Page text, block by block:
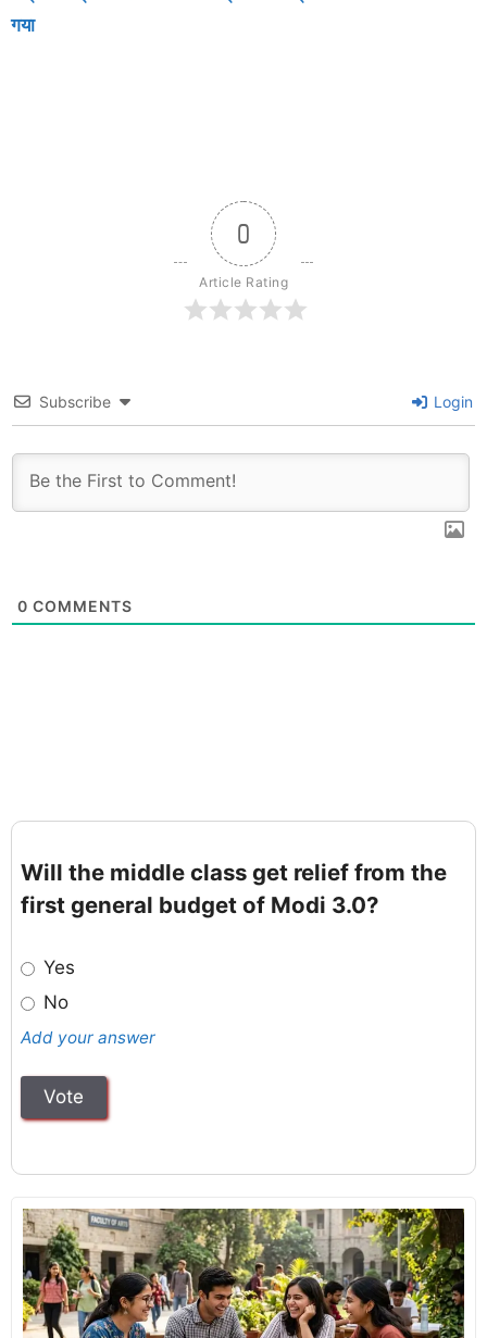
गया
0
Article Rating
Subscribe Login
0 COMMENTS
Will the middle class get relief from the
first general budget of Modi 3.0?
Yes
No
Add your answer